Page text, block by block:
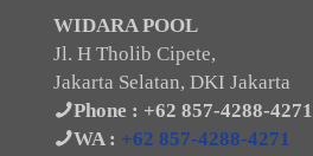
WIDARA POOL
Jl. H Tholib Cipete,
Jakarta Selatan, DKI Jakarta
Phone : +62 857-4288-4271
WA : +62 857-4288-4271